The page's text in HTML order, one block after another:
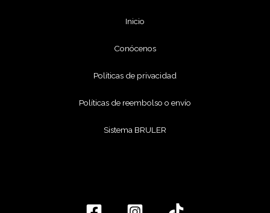
Inicio
Conócenos
Políticas de privacidad
Políticas de reembolso o envío
Sistema BRULER